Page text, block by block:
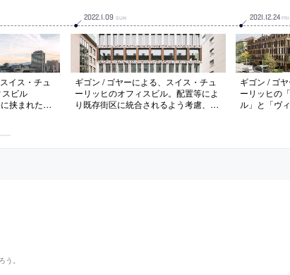
イス・チュ
ビル
挟まれた三
により、見
より異なる
2022.1.09 SUN
ギゴン / ゴヤーによる、スイス・チュ
ーリッヒのオフィスビル。配置等によ
り既存街区に統合されるよう考慮、階
の公共的なフロアを明示
2021.12.24 FRI
ギゴン / ゴ
ーリッヒの
ル」と「ヴ
ァサードを
。